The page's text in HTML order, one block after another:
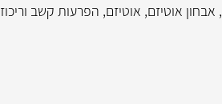
, אבחון אוטיזם, אוטיזם, הפרעות קשב וריכוז